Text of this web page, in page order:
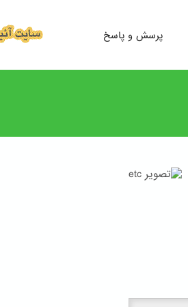
پرسش و پاسخ